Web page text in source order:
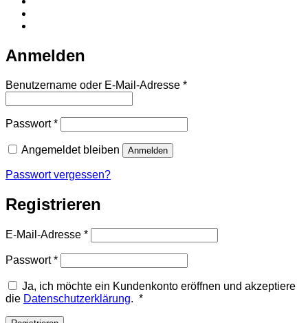
Anmelden
Benutzername oder E-Mail-Adresse *Erforderlich
Passwort*Erforderlich
Angemeldet bleiben Anmelden
Passwort vergessen?
Registrieren
E-Mail-Adresse *Erforderlich
Passwort*Erforderlich
Ja, ich möchte ein Kundenkonto eröffnen und akzeptiere
die Datenschutzerklärung. *Erforderlich